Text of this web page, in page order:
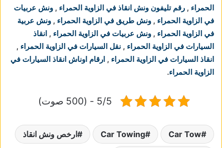
الحمراء , رقم تليفون ونش انقاذ في الزاوية الحمراء , ونش عربيات
في الزاوية الحمراء , ونش طريق في الزاوية الحمراء , ونش عربية
في الزاوية الحمراء , ونش عربيات في الزاوية الحمراء , انقاذ
السيارات في الزاوية الحمراء , نقل السيارات في الزاوية الحمراء ,
انقاذ السيارات في الزاوية الحمراء , ارقام اوناش انقاذ السيارات في
الزاوية الحمراء.
5/5 - (500 صوت)
Car Tow
Car Towing ارخص ونش انقاذ